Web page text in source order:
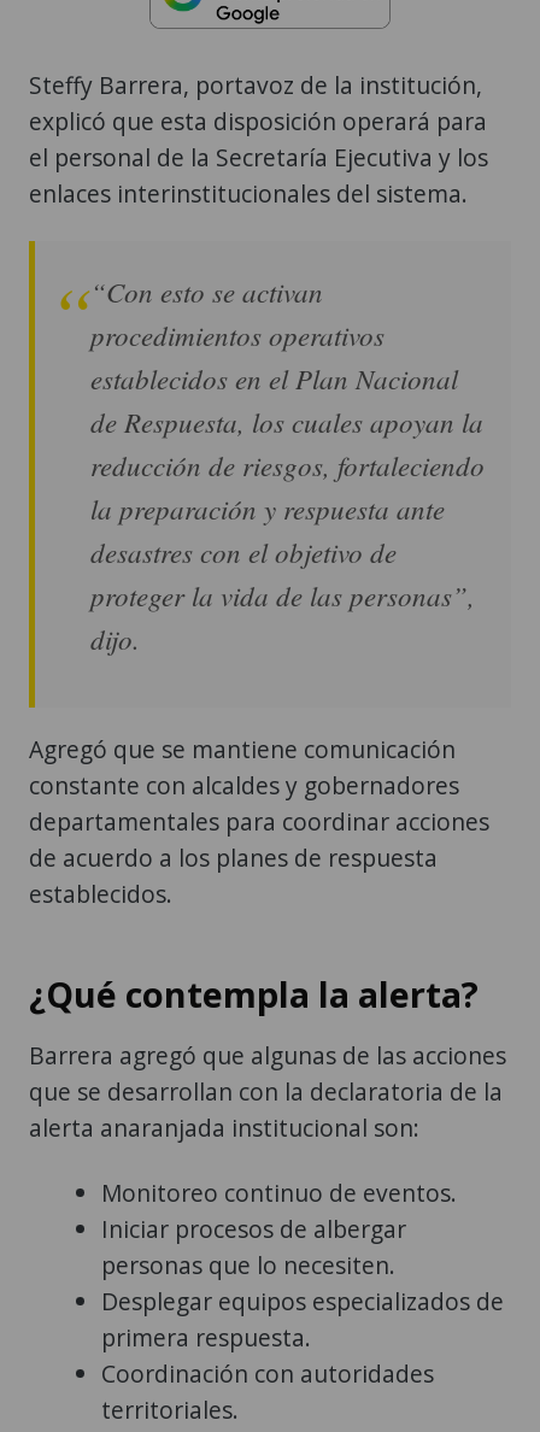
Steffy Barrera, portavoz de la institución,
explicó que esta disposición operará para
el personal de la Secretaría Ejecutiva y los
enlaces interinstitucionales del sistema.
“Con esto se activan
procedimientos operativos
establecidos en el Plan Nacional
de Respuesta, los cuales apoyan la
reducción de riesgos, fortaleciendo
la preparación y respuesta ante
desastres con el objetivo de
proteger la vida de las personas”,
dijo.
Agregó que se mantiene comunicación
constante con alcaldes y gobernadores
departamentales para coordinar acciones
de acuerdo a los planes de respuesta
establecidos.
¿Qué contempla la alerta?
Barrera agregó que algunas de las acciones
que se desarrollan con la declaratoria de la
alerta anaranjada institucional son:
Monitoreo continuo de eventos.
Iniciar procesos de albergar
personas que lo necesiten.
Desplegar equipos especializados de
primera respuesta.
Coordinación con autoridades
territoriales.